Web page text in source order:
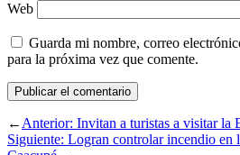
Web
Guarda mi nombre, correo
para la próxima vez que comente.
←Anterior: Invitan a turistas a visitar la
Siguiente: Logran controlar incendio en